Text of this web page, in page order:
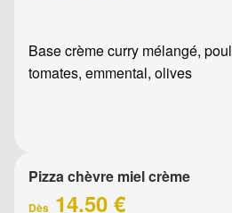
Base crème curry mélangé,
tomates, emmental, olives
Pizza chèvre miel crème
Dès 14.50 €